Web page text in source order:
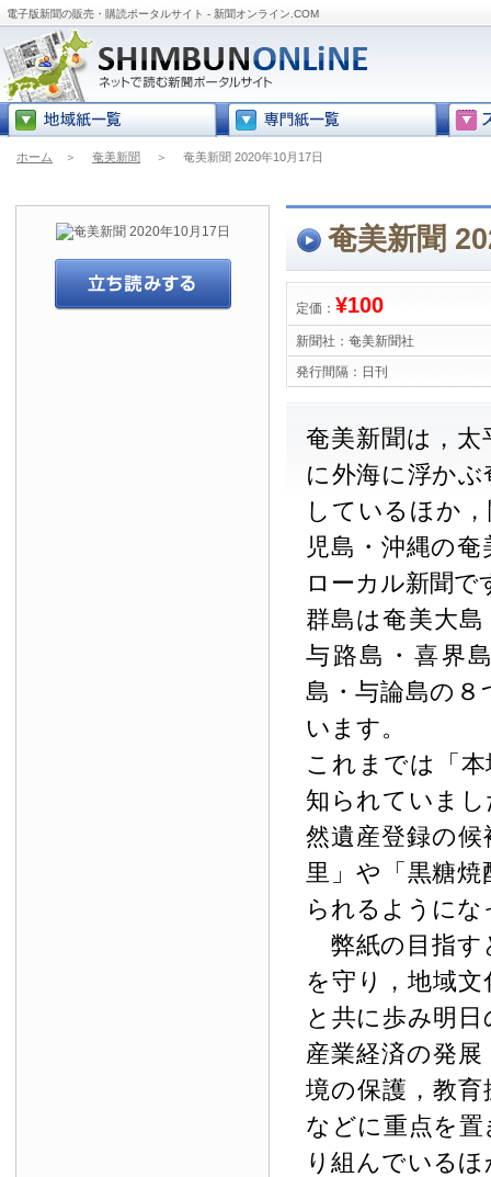
電子版新聞の販売・購読ポータルサイト - 新聞オンライン.COM
ホーム ＞ 奄美新聞 ＞ 奄美新聞 2020年10月17日
奄美新聞
定価： ¥100
新聞社： 奄美新聞社
発行間隔： 日刊
奄美新聞は，
に外海に浮か
しているほか
児島・沖縄の
ローカル新聞で
群島は奄美大
与路島・喜界
島・与論島の
います。
これまでは「
知られていま
然遺産登録の
里」や「黒糖
られるように
弊紙の目指す
を守り，地域
と共に歩み明
産業経済の発
境の保護，教
などに重点を
り組んでいる